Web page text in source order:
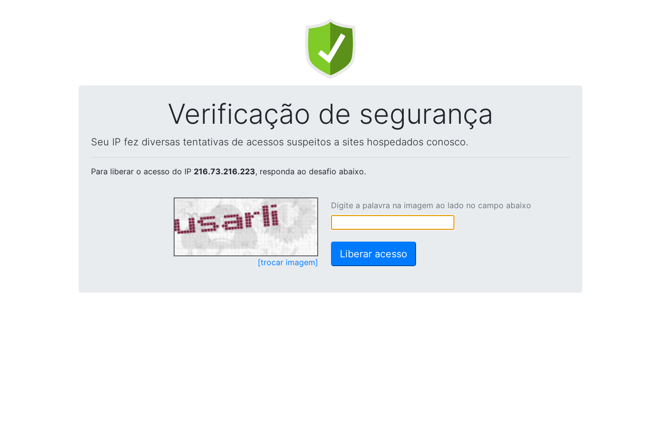
Verificação de segurança
Seu IP fez diversas tentativas de acessos suspeitos a sites hospedados conosco.
Para liberar o acesso do IP 216.73.216.223, responda ao desafio abaixo.
[trocar imagem]
Digite a palavra na imagem ao lado no campo abaixo